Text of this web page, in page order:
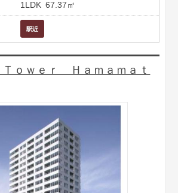
1LDK 67.37㎡
ｏｗｅｒ Ｈａｍａｍａｔ